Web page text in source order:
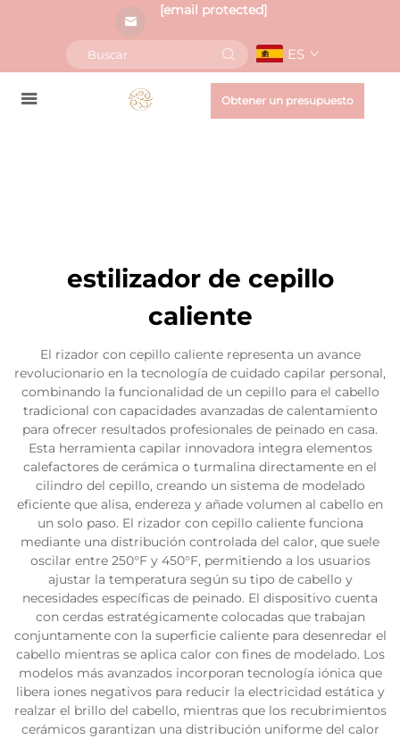
[email protected]
ES
Obtener un presupuesto
estilizador de cepillo
caliente
El rizador con cepillo caliente representa un avance
revolucionario en la tecnología de cuidado capilar personal,
combinando la funcionalidad de un cepillo para el cabello
tradicional con capacidades avanzadas de calentamiento
para ofrecer resultados profesionales de peinado en casa.
Esta herramienta capilar innovadora integra elementos
calefactores de cerámica o turmalina directamente en el
cilindro del cepillo, creando un sistema de modelado
eficiente que alisa, endereza y añade volumen al cabello en
un solo paso. El rizador con cepillo caliente funciona
mediante una distribución controlada del calor, que suele
oscilar entre 250°F y 450°F, permitiendo a los usuarios
ajustar la temperatura según su tipo de cabello y
necesidades específicas de peinado. El dispositivo cuenta
con cerdas estratégicamente colocadas que trabajan
conjuntamente con la superficie caliente para desenredar el
cabello mientras se aplica calor con fines de modelado. Los
modelos más avanzados incorporan tecnología iónica que
libera iones negativos para reducir la electricidad estática y
realzar el brillo del cabello, mientras que los recubrimientos
cerámicos garantizan una distribución uniforme del calor